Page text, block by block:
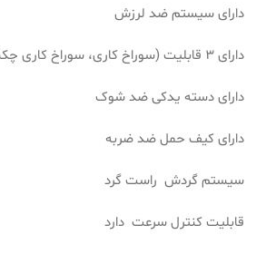
دارای سیستم ضد لرزش
دارای 3 قابلیت (سوراخ کاری، سوراخ کاری چکشی و تخریب)
دارای دسته یدکی ضد شوک
دارای کیف حمل ضد ضربه
سیستم گردش راست گرد
قابلیت کنترل سرعت دارد